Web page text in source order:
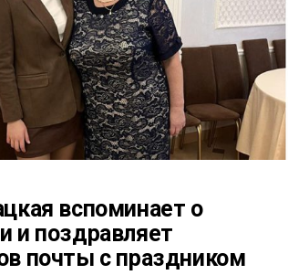
вспоминает о
и поздравляет
почты с праздником